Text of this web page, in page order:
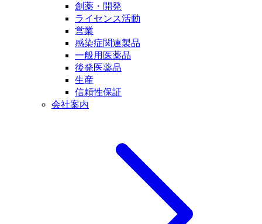
創薬・開発
ライセンス活動
営業
感染症関連製品
一般用医薬品
後発医薬品
生産
信頼性保証
会社案内